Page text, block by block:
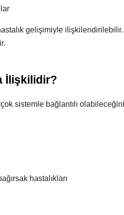
gelişimiyle
İlişkilidir?
sistemle bağlantılı
hastalıkları